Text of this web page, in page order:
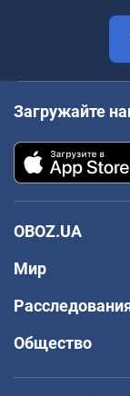
Загружайте
OBOZ.UA
Мир
Общество